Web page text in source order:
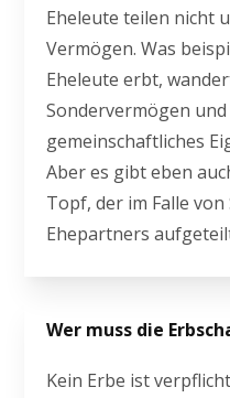
Eheleute teilen nicht
Vermögen. Was
Eheleute erbt,
Sondervermögen
gemeinschaftliches
Aber es gibt eben
Topf, der im Falle
Ehepartners
Wer muss die
Kein Erbe ist